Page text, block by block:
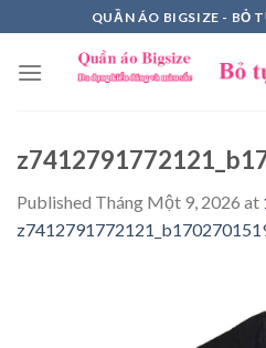
to
content
QUẦN ÁO BIGSIZE - BỎ
Published Tháng Một 9, 2026 at